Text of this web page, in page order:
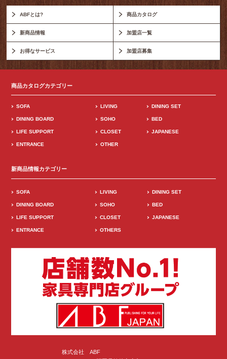
ABFとは? 商品カタログ
新商品情報 加盟店一覧
お得なサービス 加盟店募集
商品カタログカテゴリー
SOFA LIVING DINING SET
DINING BOARD SOHO BED
LIFE SUPPORT CLOSET JAPANESE
ENTRANCE OTHER
新商品情報カテゴリー
SOFA LIVING DINING SET
DINING BOARD SOHO BED
LIFE SUPPORT CLOSET JAPANESE
ENTRANCE OTHERS
株式会社 ABF